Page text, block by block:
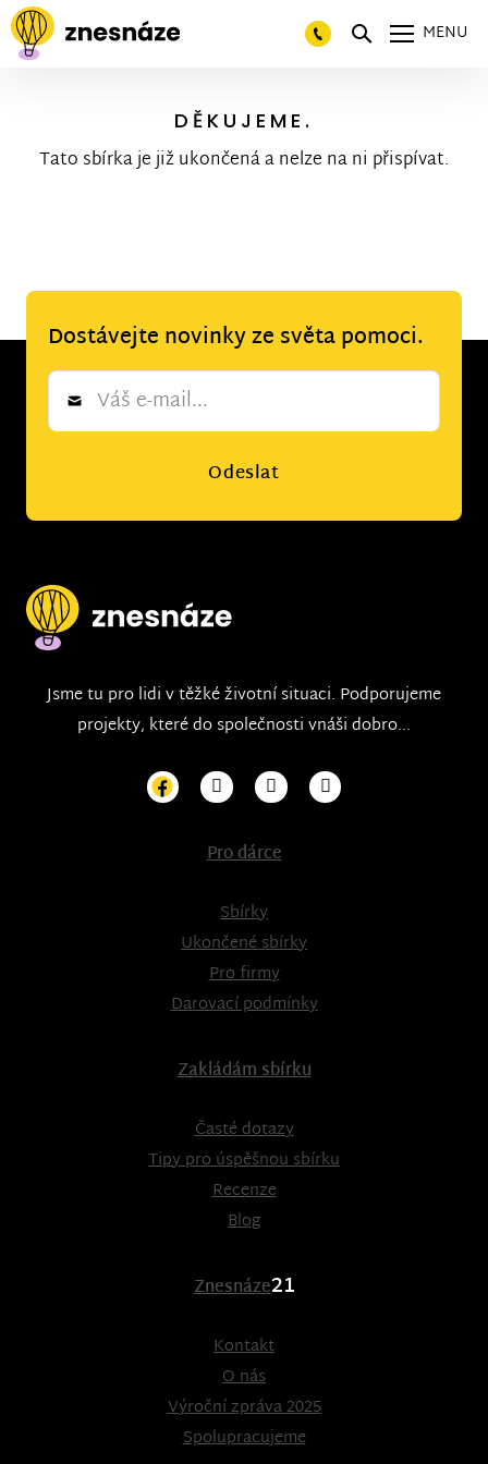
MENU
DĚKUJEME.
Tato sbírka je již ukončená a nelze na ni přispívat.
Dostávejte novinky ze světa pomoci.
Newsletter
Odeslat
Jsme tu pro lidi v těžké životní situaci. Podporujeme
projekty, které do společnosti vnáši dobro...
Pro dárce
Sbírky
Ukončené sbírky
Pro firmy
Darovací podmínky
Zakládám sbírku
Časté dotazy
Tipy pro úspěšnou sbírku
Recenze
Blog
Znesnáze21
Kontakt
O nás
Výroční zpráva 2025
Spolupracujeme